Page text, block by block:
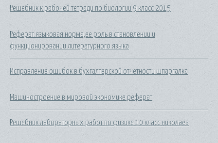
Решебник к рабочей тетради по биологии 9 класс 2015
Реферат:языковая норма,ее роль в становлении и
функционировании литературного языка
Исправление ошибок в бухгалтерской отчетности шпаргалка
Машиностроение в мировой экономике реферат
Решебник лабораторных работ по физике 10 класс николаев